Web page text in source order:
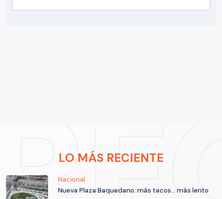
LO MÁS RECIENTE
Nacional
Nueva Plaza Baquedano: más tacos... más lento